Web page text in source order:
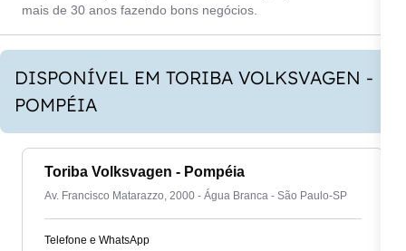
mais de 30 anos fazendo bons negócios.
DISPONÍVEL EM TORIBA VOLKSVAGEN -
POMPÉIA
Toriba Volksvagen - Pompéia
Av. Francisco Matarazzo, 2000 - Água Branca - São Paulo-SP
Telefone e WhatsApp